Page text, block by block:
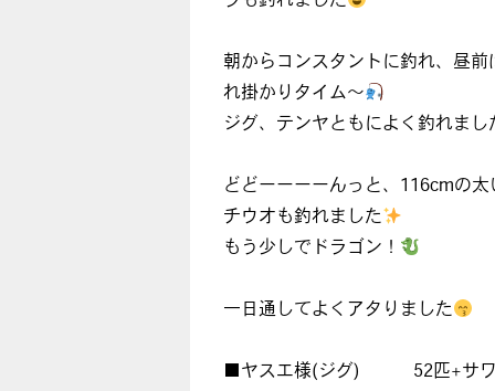
朝からコンスタントに釣れ、昼前
れ掛かりタイム〜
ジグ、テンヤともによく釣れまし
どどーーーーんっと、116cmの太
チウオも釣れました
もう少しでドラゴン！
一日通してよくアタりました
■ヤスエ様(ジグ) 52匹+サ